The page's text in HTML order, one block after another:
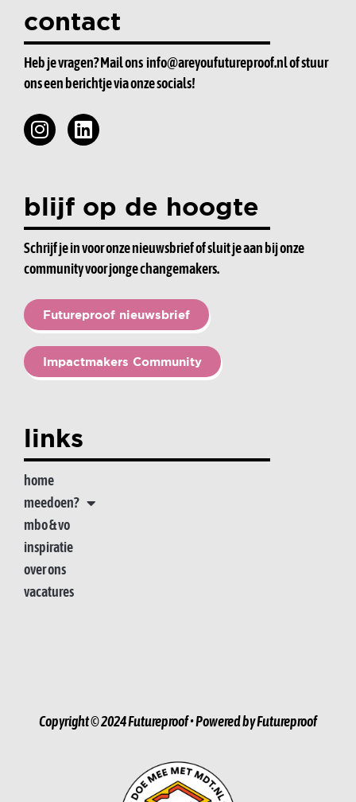
contact
Heb je vragen? Mail ons info@areyoufutureproof.nlof stuur
ons een berichtje via onze socials!
blijf op de hoogte
Schrijf je in voor onze nieuwsbrief of sluit je aan bij onze
community voor jonge changemakers.
Futureproof nieuwsbrief
Impactmakers Community
links
home
meedoen?
mbo & vo
inspiratie
over ons
vacatures
Copyright © 2024 Futureproof • Powered by Futureproof